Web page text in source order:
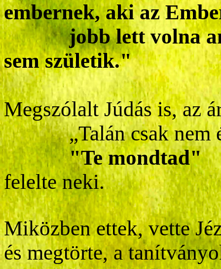
embernek, aki az
jobb lett volna
sem születik."
Megszólalt Júdás is, az
„Talán csak nem én
"Te mondtad"
felelte neki.
Miközben ettek, vette
és megtörte, a